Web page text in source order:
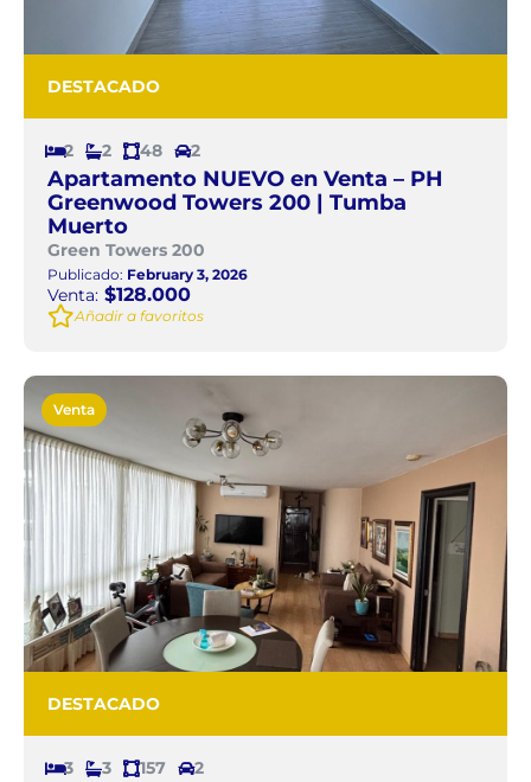
DESTACADO
2 2 48 2
Apartamento NUEVO en Venta – PH
Greenwood Towers 200 | Tumba
Muerto
Green Towers 200
Publicado: February 3, 2026
Venta: $128.000
Añadir a favoritos
Venta
DESTACADO
3 3 157 2